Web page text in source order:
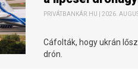
PRIVÁTBANKÁR.HU | 2026.
Cáfolták, hogy ukrán
drón.